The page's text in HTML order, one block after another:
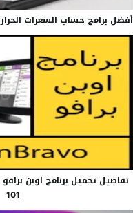
أفضل برامج حساب السعرات
تفاصيل تحميل برنامج اوبن
101